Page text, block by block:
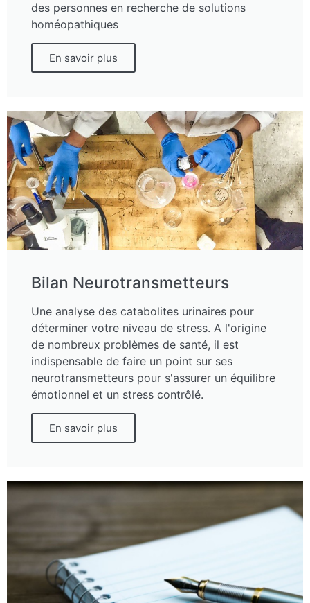
des personnes en recherche de solutions
homéopathiques
En savoir plus
Bilan Neurotransmetteurs
Une analyse des catabolites urinaires pour
déterminer votre niveau de stress. A l'origine
de nombreux problèmes de santé, il est
indispensable de faire un point sur ses
neurotransmetteurs pour s'assurer un équilibre
émotionnel et un stress contrôlé.
En savoir plus